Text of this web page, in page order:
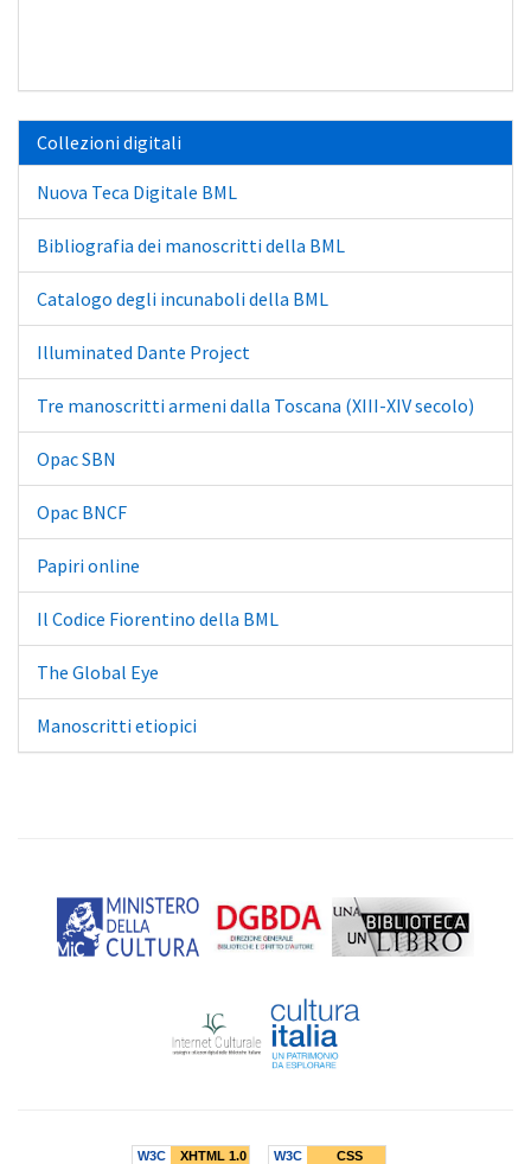
Collezioni digitali
Nuova Teca Digitale BML
Bibliografia dei manoscritti della BML
Catalogo degli incunaboli della BML
Illuminated Dante Project
Tre manoscritti armeni dalla Toscana (XIII-XIV secolo)
Opac SBN
Opac BNCF
Papiri online
Il Codice Fiorentino della BML
The Global Eye
Manoscritti etiopici
W3C XHTML 1.0 W3C CSS